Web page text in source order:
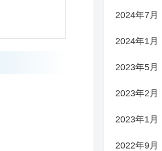
2024年7月
2024年1月
2023年5月
2023年2月
2023年1月
2022年9月